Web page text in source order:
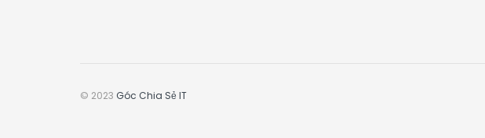
© 2023 Góc Chia Sẻ IT